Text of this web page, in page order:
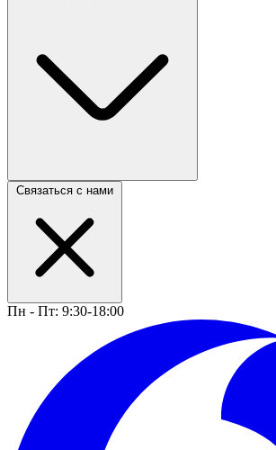
Связаться с нами
Пн - Пт: 9:30-18:00